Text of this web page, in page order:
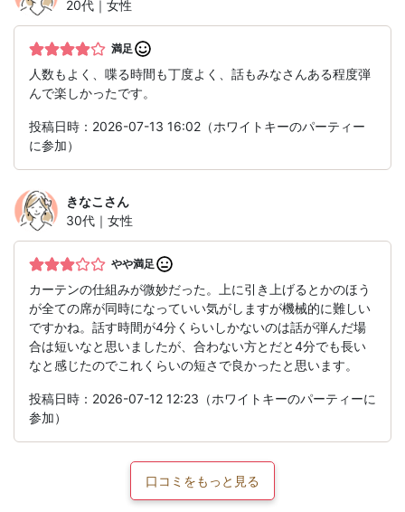
20代｜女性
満足
人数もよく、喋る時間も丁度よく、話もみなさんある程度弾
んで楽しかったです。
投稿日時：2026-07-13 16:02（ホワイトキーのパーティー
に参加）
きなこ さん
30代｜女性
やや満足
カーテンの仕組みが微妙だった。上に引き上げるとかのほう
が全ての席が同時になっていい気がしますが機械的に難しい
ですかね。話す時間が4分くらいしかないのは話が弾んだ場
合は短いなと思いましたが、合わない方とだと4分でも長い
なと感じたのでこれくらいの短さで良かったと思います。
投稿日時：2026-07-12 12:23（ホワイトキーのパーティーに
参加）
口コミをもっと見る